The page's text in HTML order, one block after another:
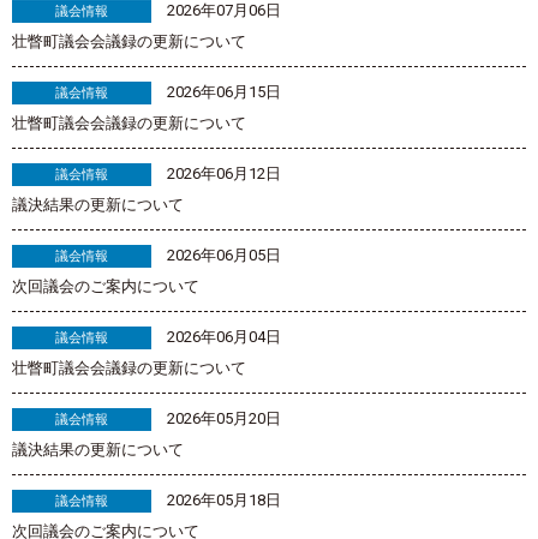
議会情報
2026年07月06日
壮瞥町議会会議録の更新について
議会情報
2026年06月15日
壮瞥町議会会議録の更新について
議会情報
2026年06月12日
議決結果の更新について
議会情報
2026年06月05日
次回議会のご案内について
議会情報
2026年06月04日
壮瞥町議会会議録の更新について
議会情報
2026年05月20日
議決結果の更新について
議会情報
2026年05月18日
次回議会のご案内について